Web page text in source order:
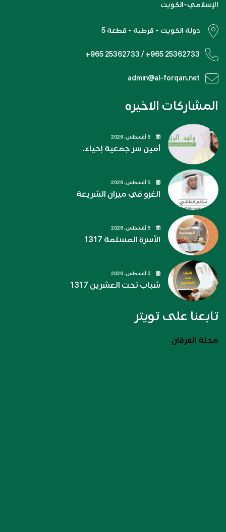
الإسلامي-الكويت
دولة الكويت - قرطبة - قطعة 5
+965 25362733 / +965 25362733
admin@al-forqan.net
المشاركات الاخيره
أمين سر جمعية إحياء.
الغزو في ميزان الشريعة
الأسرة المسلمة 1317
شباب تحت العشرين 1317
تابعنا على تويتر
مجلة الفرقان